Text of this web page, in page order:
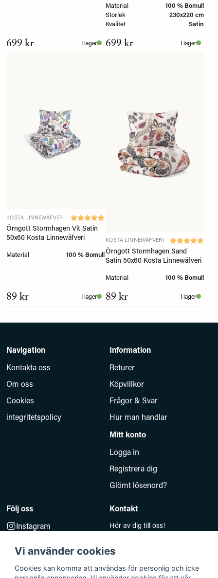
699 kr I lager
Material
100 % Bomull
Storlek
230x220 cm
Kvalitet
Satin
699 kr I lager
KOSTA LINNEWÄFVERI
Örngott Stormhagen Vit Satin
50x60 Kosta Linnewäfveri
Material 100 % Bomull
89 kr I lager
KOSTA LINNEWÄFVERI
Örngott Stormhagen Sand
Satin 50x60 Kosta Linnewäfveri
Material 100 % Bomull
89 kr I lager
Navigation
Kontakta oss
Om oss
Cookies
integritetspolicy
Information
Returer
Köpvillkor
Frågor & Svar
Hur man handlar
Mitt konto
Logga in
Registrera dig
Glömt lösenord?
Följ oss
Instagram
Kontakt
Hör av dig till oss!
kundsupport@baddkompaniet.se
Telefon:044-813 00
Vi använder cookies
Cookies kan komma att användas för personlig och icke